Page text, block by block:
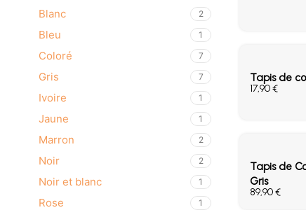
Blanc 2
Bleu 1
Coloré 7
Gris 7
Ivoire 1
Jaune 1
Marron 2
Noir 2
Noir et blanc 1
Rose 1
Tapis de
€
Tapis de
Gris
€